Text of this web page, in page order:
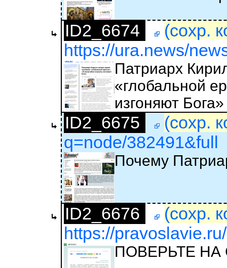
ID2_6674
(сохр.
https://ura.news/
Патриарх
«глобальной
изгоняют Бога»
ID2_6675
(сохр.
q=node/382491&full
Почему
ID2_6676
(сохр.
https://
ПОВЕРЬТЕ НА